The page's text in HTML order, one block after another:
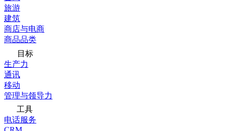
旅游
建筑
商店与电商
商品品类
目标
生产力
通讯
移动
管理与领导力
工具
电话服务